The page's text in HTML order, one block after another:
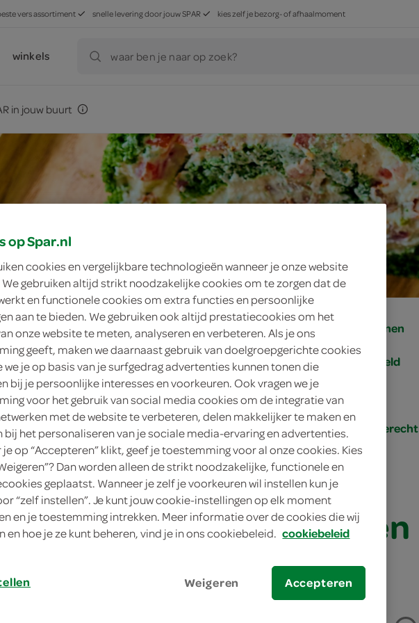
vers assortiment snelle levering door jouw SPAR kies zelf je bezorg- of afhaalmoment
winkels waar ben je naar op zoek?
in jouw buurt
4 personen
gemiddeld
hoofdgerecht
met geitenkaas en tomaat
met geitenkaas en
op Spar.nl
cookies en vergelijkbare technologieën wanneer je onze website
gebruiken altijd strikt noodzakelijke cookies om te zorgen dat de
en functionele cookies om extra functies en persoonlijke
aan te bieden. We gebruiken ook altijd prestatiecookies om het
onze website te meten, analyseren en verbeteren. Als je ons
geeft, maken we daarnaast gebruik van doelgroepgerichte cookies
we je op basis van je surfgedrag advertenties kunnen tonen die
bij je persoonlijke interesses en voorkeuren. Ook vragen we je
voor het gebruik van social media cookies om de integratie van
met de website te verbeteren, delen makkelijker te maken en
bij het personaliseren van je sociale media-ervaring en advertenties.
je op “Accepteren” klikt, geef je toestemming voor al onze cookies. Kies
Dan worden alleen de strikt noodzakelijke, functionele en
geplaatst. Wanneer je zelf je voorkeuren wil instellen kun je
“zelf instellen”. Je kunt jouw cookie-instellingen op elk moment
en je toestemming intrekken. Meer informatie over de cookies die wij
en hoe je ze kunt beheren, vind je in ons cookiebeleid. cookiebeleid
Weigeren Accepteren